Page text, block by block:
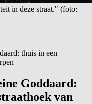
in deze straat." (foto:
thuis in een
Goddaard:
van